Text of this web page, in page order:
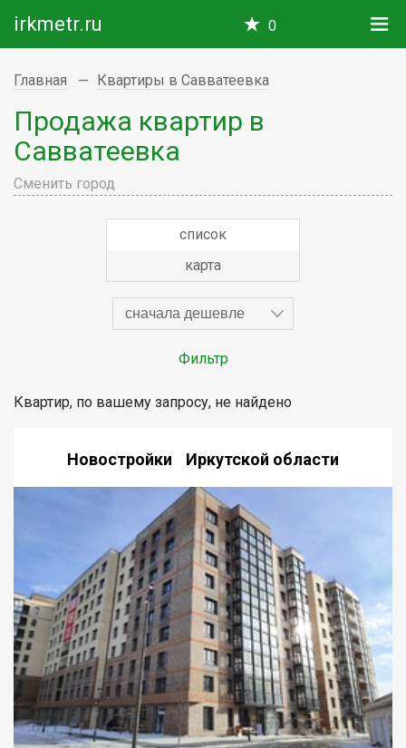
irkmetr.ru 0
Главная Квартиры в Савватеевка
Продажа квартир в
Савватеевка
Сменить город
список
карта
сначала дешевле
Фильтр
Квартир, по вашему запросу, не найдено
Новостройки Иркутской области